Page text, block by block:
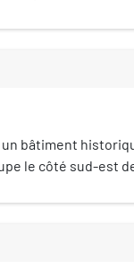
constituait le
bâtiment
le côté sud-est